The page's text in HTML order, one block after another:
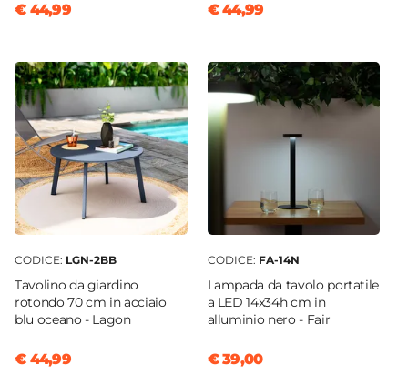
€ 44,99 € 44,99
CODICE: LGN-2BB
Tavolino da giardino
rotondo 70 cm in acciaio
blu oceano - Lagon
€ 44,99
CODICE: FA-14N
Lampada da tavolo portatile
a LED 14x34h cm in
alluminio nero - Fair
€ 39,00